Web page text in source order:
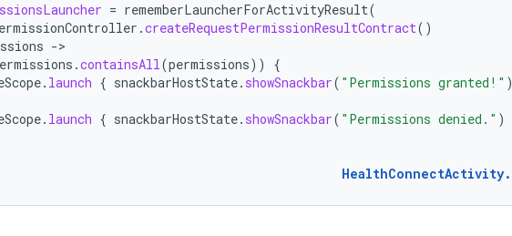
= rememberLauncherForActivityResult(
.createRequestPermissionResultContract()
-
.containsAll(permissions))
{
. launch { snackbarHostState. showSnackbar( "Permissions granted!" )
. launch { snackbarHostState. showSnackbar( "Permissions denied." )
HealthConnectActivity.